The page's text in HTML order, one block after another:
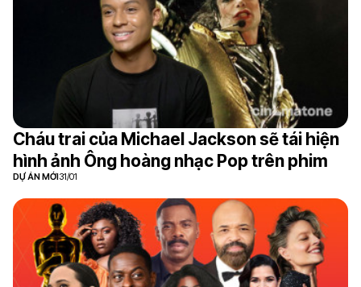
Cháu trai của Michael Jackson sẽ tái hiện
hình ảnh Ông hoàng nhạc Pop trên phim
DỰ ÁN MỚI31/01